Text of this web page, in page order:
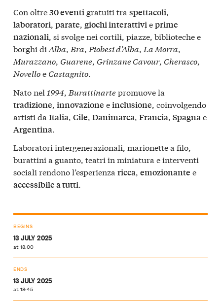
Con oltre30 eventi gratuiti tra spettacoli,
laboratori, parate, giochi interattivieprime
nazionali, si svolge nei cortili, piazze, biblioteche e
borghi di Alba, Bra, Piobesi d’Alba, La Morra,
Murazzano, Guarene, Grinzane Cavour, Cherasco,
Novelloe Castagnito.
Nato nel 1994, Burattinartepromuove la
tradizione, innovazione einclusione, coinvolgendo
artisti da Italia, Cile, Danimarca, Francia, Spagnae
Argentina.
Laboratori intergenerazionali, marionette a filo,
burattini a guanto, teatri in miniatura e interventi
sociali rendono l’esperienza ricca, emozionante e
accessibile a tutti.
BEGINS
13 JULY 2025
at 18:00
ENDS
13 JULY 2025
at 18:45